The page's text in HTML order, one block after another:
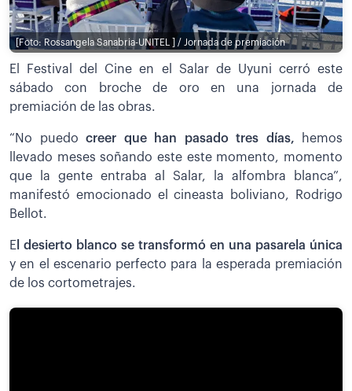
[Foto: Rossangela Sanabria-UNITEL ] / Jornada de premiación
El Festival del Cine en el Salar de Uyuni cerró este
sábado con broche de oro en una jornada de
premiación de las obras.
“No puedo creer que han pasado tres días,
hemos
llevado meses soñando este este momento, momento
que la gente entraba al Salar, la alfombra blanca”,
manifestó emocionado el cineasta boliviano, Rodrigo
Bellot.
E l desierto blanco se transformó en una pasarela única
y en el escenario perfecto para la esperada premiación
de los cortometrajes.